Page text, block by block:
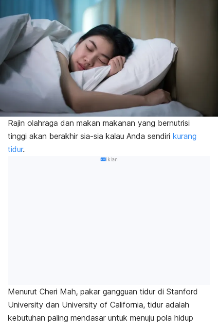
Rajin olahraga dan makan makanan yang bernutrisi
tinggi akan berakhir sia-sia kalau Anda sendiri kurang
tidur.
Iklan
Menurut Cheri Mah, pakar gangguan tidur di Stanford
University dan University of California, tidur adalah
kebutuhan paling mendasar untuk menuju pola hidup